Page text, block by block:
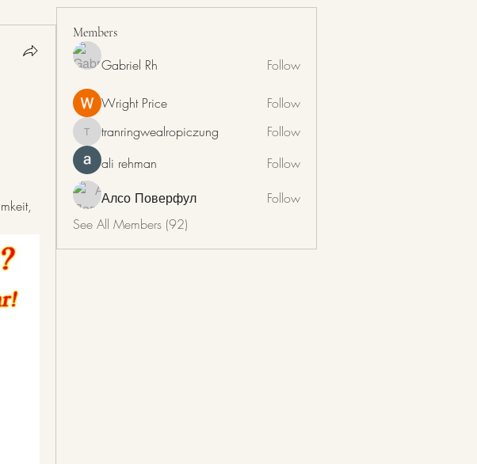
Members
Gabriel Rh Follow
Wright Price Follow
tranringwealropiczung
tranringwealropiczung
Follow
ali rehman
Follow
Алсо Поверфул
Follow
See All Members (92)